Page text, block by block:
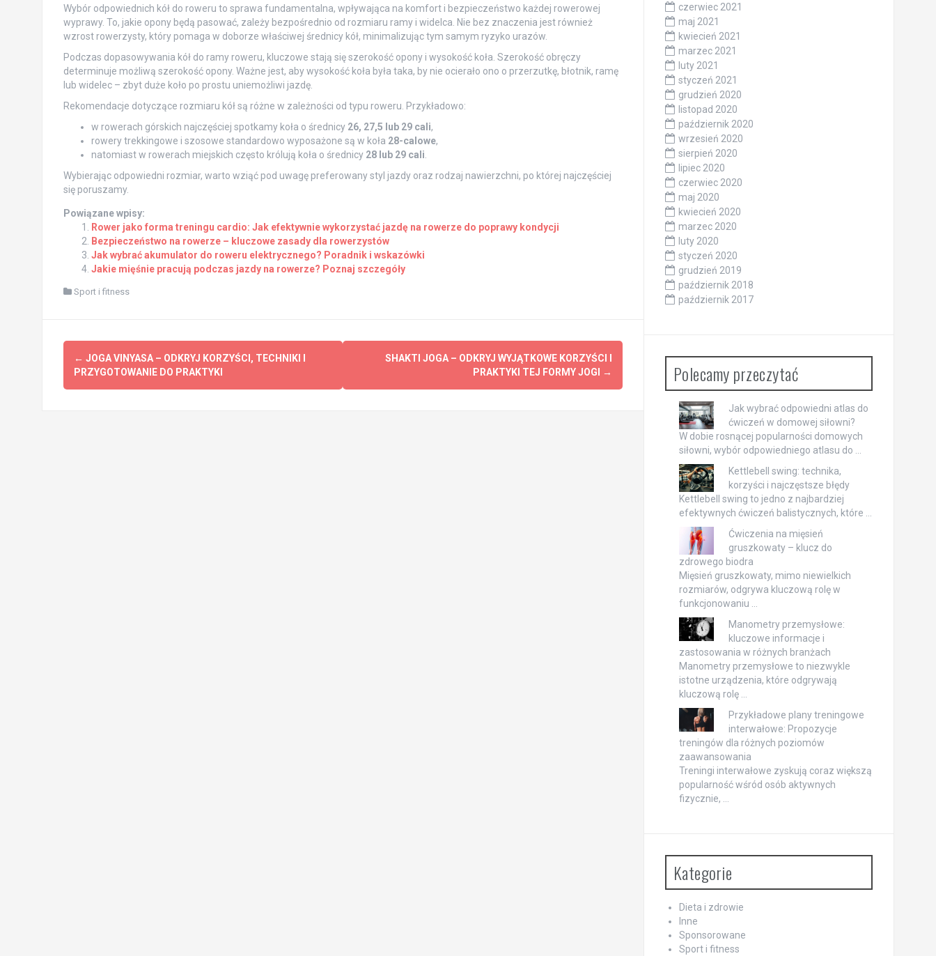
Wybór odpowiednich kół do roweru to sprawa fundamentalna, wpływająca na komfort i bezpieczeństwo każdej rowerowej
wyprawy. To, jakie opony będą pasować, zależy bezpośrednio od rozmiaru ramy i widelca. Nie bez znaczenia jest również
wzrost rowerzysty, który pomaga w doborze właściwej średnicy kół, minimalizując tym samym ryzyko urazów.
Podczas dopasowywania kół do ramy roweru, kluczowe stają się szerokość opony i wysokość koła. Szerokość obręczy
determinuje możliwą szerokość opony. Ważne jest, aby wysokość koła była taka, by nie ocierało ono o przerzutkę, błotnik, ramę
lub widelec – zbyt duże koło po prostu uniemożliwi jazdę.
Rekomendacje dotyczące rozmiaru kół są różne w zależności od typu roweru. Przykładowo:
w rowerach górskich najczęściej spotkamy koła o średnicy 26, 27,5 lub 29 cali,
rowery trekkingowe i szosowe standardowo wyposażone są w koła 28-calowe,
natomiast w rowerach miejskich często królują koła o średnicy 28 lub 29 cali.
Wybierając odpowiedni rozmiar, warto wziąć pod uwagę preferowany styl jazdy oraz rodzaj nawierzchni, po której najczęściej
się poruszamy.
Powiązane wpisy:
Rower jako forma treningu cardio: Jak efektywnie wykorzystać jazdę na rowerze do poprawy kondycji
Bezpieczeństwo na rowerze – kluczowe zasady dla rowerzystów
Jak wybrać akumulator do roweru elektrycznego? Poradnik i wskazówki
Jakie mięśnie pracują podczas jazdy na rowerze? Poznaj szczegóły
Sport i fitness
Post
navigation
← JOGA VINYASA – ODKRYJ KORZYŚCI, TECHNIKI I
PRZYGOTOWANIE DO PRAKTYKI
SHAKTI JOGA – ODKRYJ WYJĄTKOWE KORZYŚCI I
PRAKTYKI TEJ FORMY JOGI
→
czerwiec 2021
maj 2021
kwiecień 2021
marzec 2021
luty 2021
styczeń 2021
grudzień 2020
listopad 2020
październik 2020
wrzesień 2020
sierpień 2020
lipiec 2020
czerwiec 2020
maj 2020
kwiecień 2020
marzec 2020
luty 2020
styczeń 2020
grudzień 2019
październik 2018
październik 2017
Polecamy przeczytać
Jak wybrać odpowiedni atlas do
ćwiczeń w domowej siłowni?
W dobie rosnącej popularności domowych
siłowni, wybór odpowiedniego atlasu do …
Kettlebell swing: technika,
korzyści i najczęstsze błędy
Kettlebell swing to jedno z najbardziej
efektywnych ćwiczeń balistycznych, które …
Ćwiczenia na mięsień
gruszkowaty – klucz do
zdrowego biodra
Mięsień gruszkowaty, mimo niewielkich
rozmiarów, odgrywa kluczową rolę w
funkcjonowaniu …
Manometry przemysłowe:
kluczowe informacje i
zastosowania w różnych branżach
Manometry przemysłowe to niezwykle
istotne urządzenia, które odgrywają
kluczową rolę …
Przykładowe plany treningowe
interwałowe: Propozycje
treningów dla różnych poziomów
zaawansowania
Treningi interwałowe zyskują coraz większą
popularność wśród osób aktywnych
fizycznie, …
Kategorie
Dieta i zdrowie
Inne
Sponsorowane
Sport i fitness